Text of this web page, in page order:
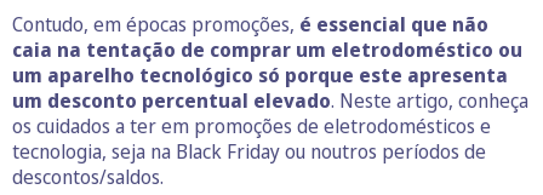
Contudo, em épocas promoções, é essencial que não
caia na tentação de comprar um eletrodoméstico ou
um aparelho tecnológico só porque este apresenta
um desconto percentual elevado. Neste artigo, conheça
os cuidados a ter em promoções de eletrodomésticos e
tecnologia, seja na Black Friday ou noutros períodos de
descontos/saldos.